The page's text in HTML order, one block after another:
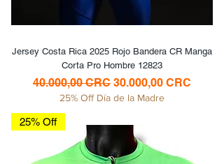
Jersey Costa Rica 2025 Rojo Bandera CR Manga
Corta Pro Hombre 12823
Precio
40.000,00 CRC Precio de oferta
30.000,00 CRC
25% Off Día de la Madre
25% Off